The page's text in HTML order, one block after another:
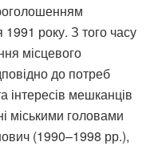
1991 року. З того часу
місцевого
до потреб
інтересів мешканців
міськими головами
(1990–1998 рр.),